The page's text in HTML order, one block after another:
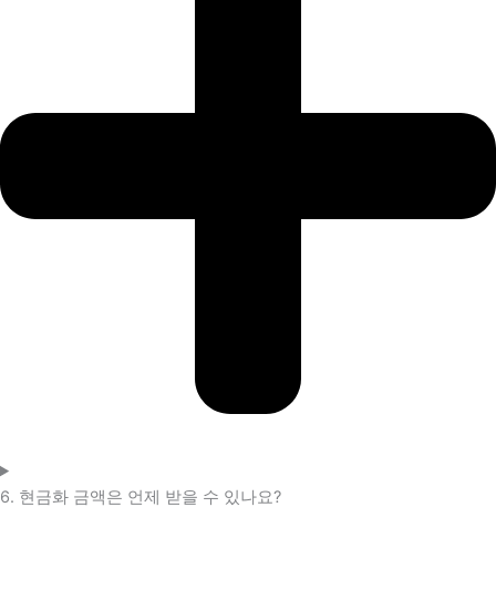
6. 현금화 금액은 언제 받을 수 있나요?